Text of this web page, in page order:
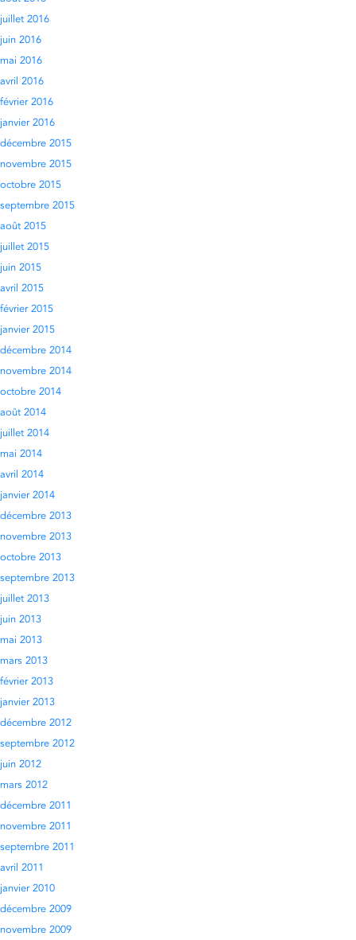
juillet 2016
juin 2016
mai 2016
avril 2016
février 2016
janvier 2016
décembre 2015
novembre 2015
octobre 2015
septembre 2015
août 2015
juillet 2015
juin 2015
avril 2015
février 2015
janvier 2015
décembre 2014
novembre 2014
octobre 2014
août 2014
juillet 2014
mai 2014
avril 2014
janvier 2014
décembre 2013
novembre 2013
octobre 2013
septembre 2013
juillet 2013
juin 2013
mai 2013
mars 2013
février 2013
janvier 2013
décembre 2012
septembre 2012
juin 2012
mars 2012
décembre 2011
novembre 2011
septembre 2011
avril 2011
janvier 2010
décembre 2009
novembre 2009